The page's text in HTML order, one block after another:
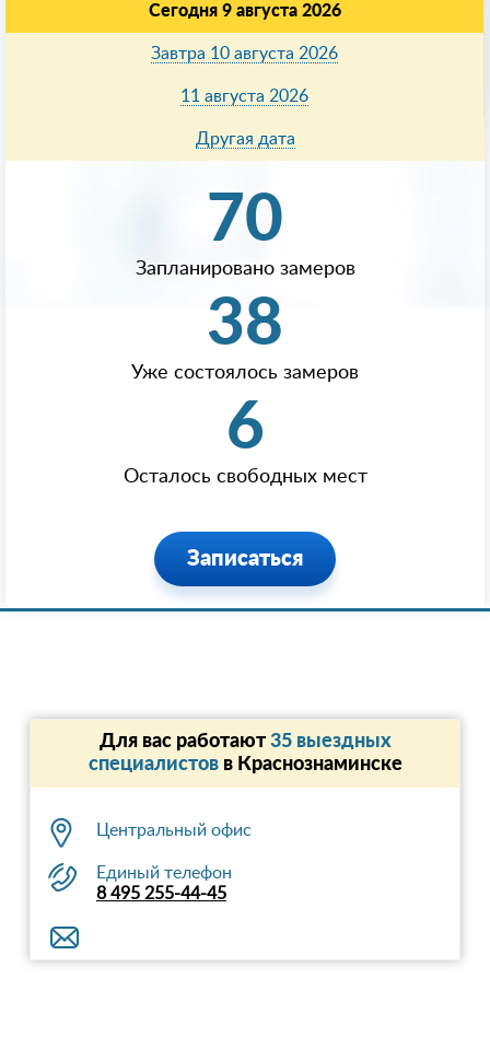
Сегодня 9 августа 2026
Завтра 10 августа 2026
11 августа 2026
Другая дата
70
Запланировано замеров
38
Уже состоялось замеров
6
Осталось свободных мест
Записаться
Для вас работают35 выездных
специалистовв Краснознаминске
Центральный офис
Единый телефон
8 495 255-44-45